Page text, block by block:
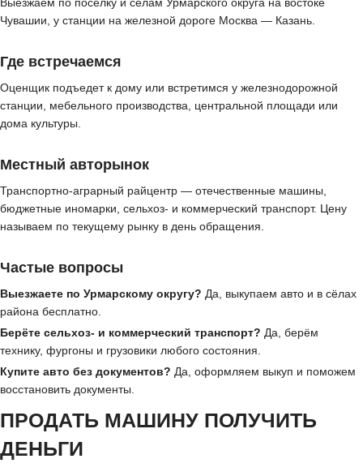
Чувашии, у станции на железной дороге Москва — Казань.
Где встречаемся
Оценщик подъедет к дому или встретимся у железнодорожной
станции, мебельного производства, центральной площади или
дома культуры.
Местный авторынок
Транспортно-аграрный райцентр — отечественные машины,
бюджетные иномарки, сельхоз- и коммерческий транспорт. Цену
называем по текущему рынку в день обращения.
Частые вопросы
Выезжаете по Урмарскому округу? Да, выкупаем авто и в сёлах
района бесплатно.
Берёте сельхоз- и коммерческий транспорт? Да, берём
технику, фургоны и грузовики любого состояния.
Купите авто без документов? Да, оформляем выкуп и поможем
восстановить документы.
ПРОДАТЬ МАШИНУ ПОЛУЧИТЬ
ДЕНЬГИ